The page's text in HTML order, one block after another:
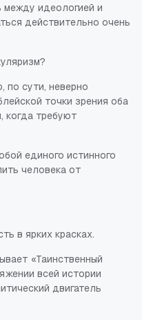
между идеологией и
действительно очень
по сути, неверно
точки зрения оба
когда требуют
единого истинного
человека от
в ярких красках.
«Таинственный
всей истории
двигатель